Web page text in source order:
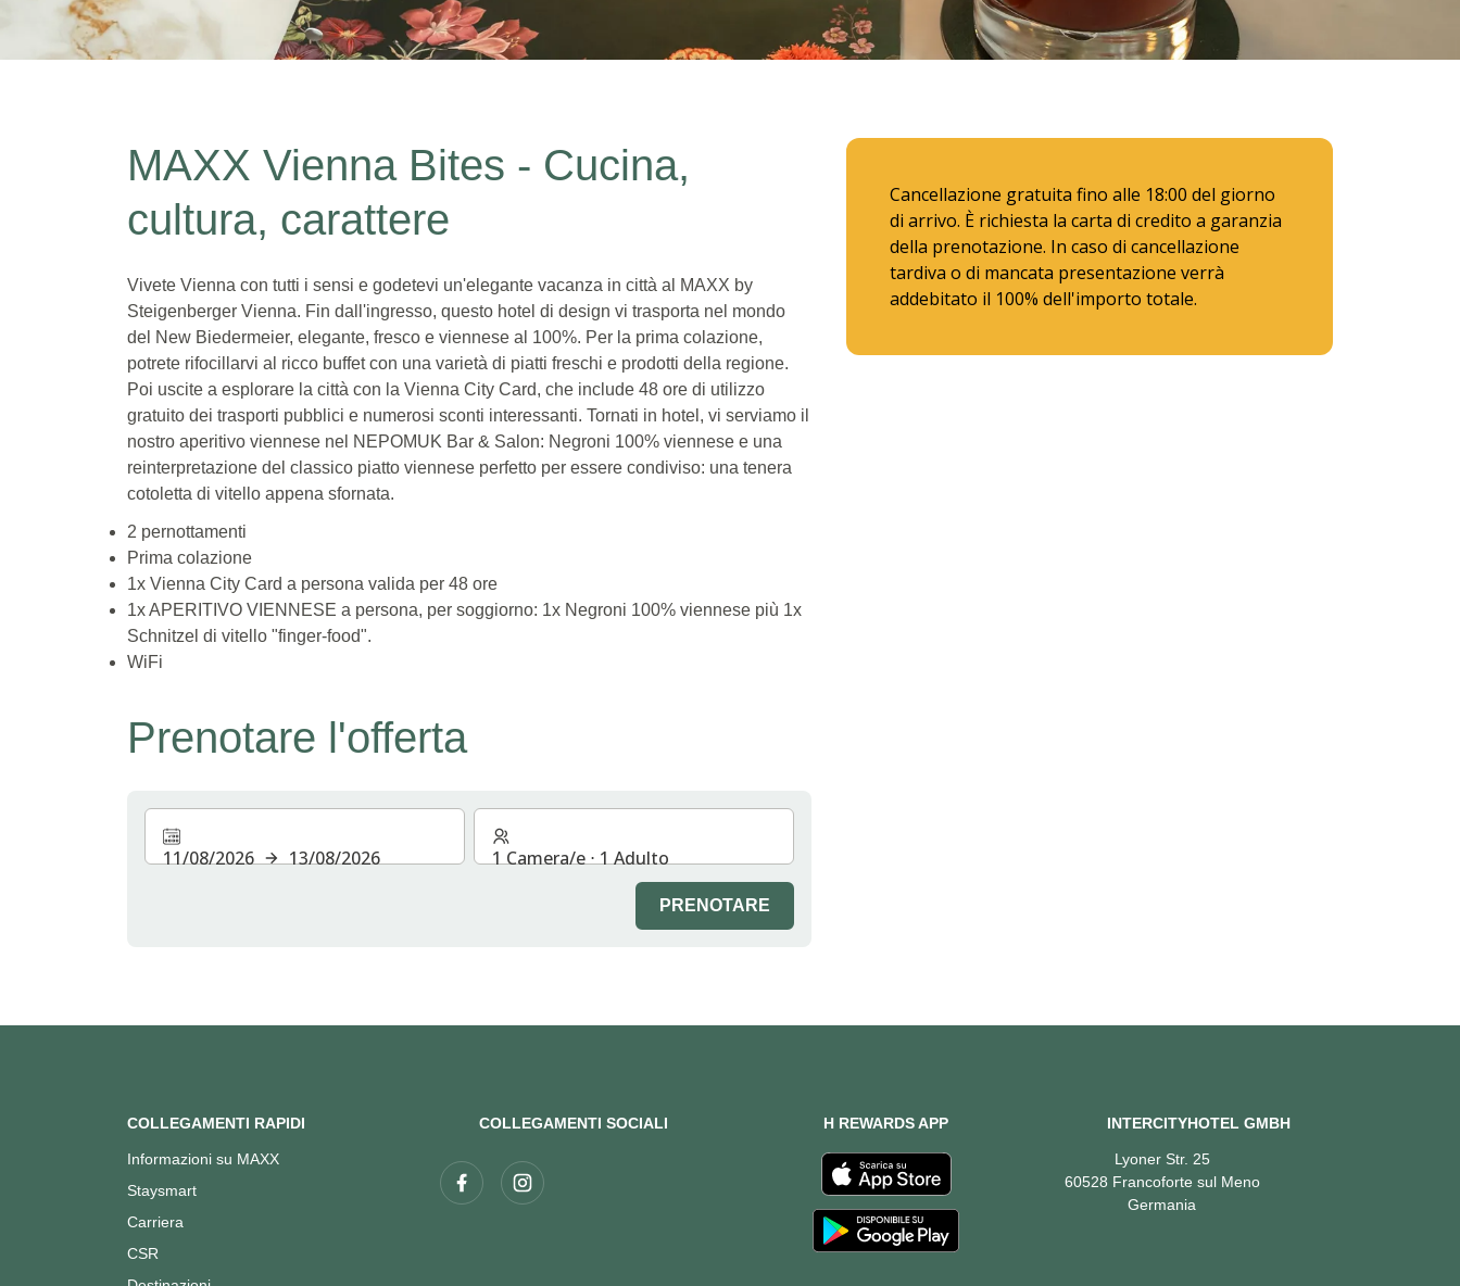
Due notti con prima colazione
MAXX Vienna Bites - Cucina,
cultura, carattere
Vivete Vienna con tutti i sensi e godetevi un'elegante vacanza in città al MAXX by
Steigenberger Vienna. Fin dall'ingresso, questo hotel di design vi trasporta nel mondo
del New Biedermeier, elegante, fresco e viennese al 100%. Per la prima colazione,
potrete rifocillarvi al ricco buffet con una varietà di piatti freschi e prodotti della regione.
Poi uscite a esplorare la città con la Vienna City Card, che include 48 ore di utilizzo
gratuito dei trasporti pubblici e numerosi sconti interessanti. Tornati in hotel, vi serviamo il
nostro aperitivo viennese nel NEPOMUK Bar & Salon: Negroni 100% viennese e una
reinterpretazione del classico piatto viennese perfetto per essere condiviso: una tenera
cotoletta di vitello appena sfornata.
2 pernottamenti
Prima colazione
1x Vienna City Card a persona valida per 48 ore
1x APERITIVO VIENNESE a persona, per soggiorno: 1x Negroni 100% viennese più 1x
Schnitzel di vitello "finger-food".
WiFi
Prenotare l'offerta
11/08/2026 13/08/2026 1 Camera/e ⋅ 1 Adulto
PRENOTARE
Cancellazione gratuita fino alle 18:00 del giorno
di arrivo. È richiesta la carta di credito a garanzia
della prenotazione. In caso di cancellazione
tardiva o di mancata presentazione verrà
addebitato il 100% dell'importo totale.
COLLEGAMENTI RAPIDI
Informazioni su MAXX
Staysmart
Carriera
CSR
COLLEGAMENTI SOCIALI H REWARDS APP INTERCITYHOTEL GMBH
Lyoner Str. 25
60528 Francoforte sul Meno
Germania